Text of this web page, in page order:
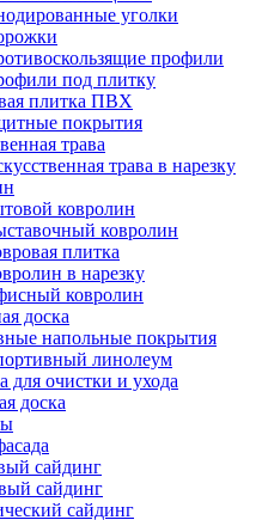
уголки
профили
под плитку
плитка ПВХ
покрытия
трава
трава в нарезку
ковролин
ковролин
плитка
в нарезку
ковролин
доска
напольные покрытия
линолеум
для очистки и ухода
доска
сайдинг
сайдинг
сайдинг